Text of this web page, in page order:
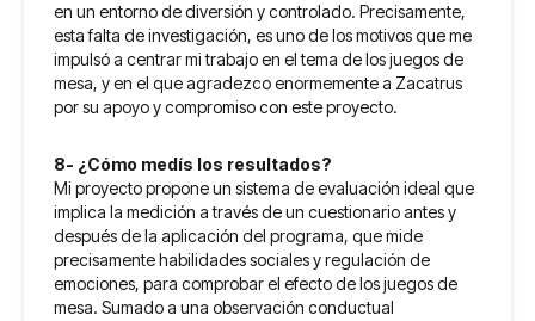
en un entorno de diversión y controlado. Precisamente,
esta falta de investigación, es uno de los motivos que me
impulsó a centrar mi trabajo en el tema de los juegos de
mesa, y en el que agradezco enormemente a Zacatrus
por su apoyo y compromiso con este proyecto.
8- ¿Cómo medís los resultados?
Mi proyecto propone un sistema de evaluación ideal que
implica la medición a través de un cuestionario antes y
después de la aplicación del programa, que mide
precisamente habilidades sociales y regulación de
emociones, para comprobar el efecto de los juegos de
mesa. Sumado a una observación conductual